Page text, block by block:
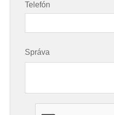
Telefón
Správa